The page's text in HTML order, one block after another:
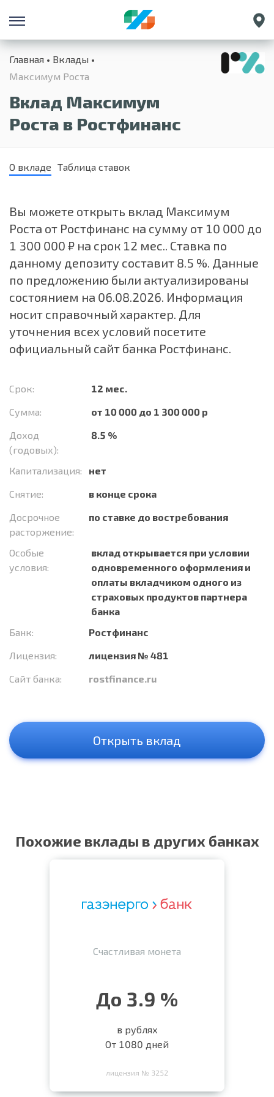
Санкт-Петербург
Екатеринбург
Главная
Вклады
Максимум Роста
Вклад Максимум
Роста в Ростфинанс
О вкладе Таблица ставок
Вы можете открыть вклад Максимум
Роста от Ростфинанс на сумму от 10 000 до
1 300 000 ₽ на срок 12 мес.. Ставка по
данному депозиту составит 8.5 %. Данные
по предложению были актуализированы
состоянием на 06.08.2026. Информация
носит справочный характер. Для
уточнения всех условий посетите
официальный сайт банка Ростфинанс.
Срок:
12 мес.
Сумма:
от 10 000 до 1 300 000 р
Доход
(годовых):
8.5 %
Капитализация:
нет
Снятие:
в конце срока
Досрочное
расторжение:
по ставке до востребования
Особые
условия:
вклад открывается при условии
одновременного оформления и
оплаты вкладчиком одного из
страховых продуктов партнера
банка
Банк:
Ростфинанс
Лицензия:
лицензия № 481
Сайт банка:
rostfinance.ru
Открыть вклад
Похожие вклады в других банках
Счастливая монета
До 3.9 %
в рублях
От 1080 дней
лицензия № 3252